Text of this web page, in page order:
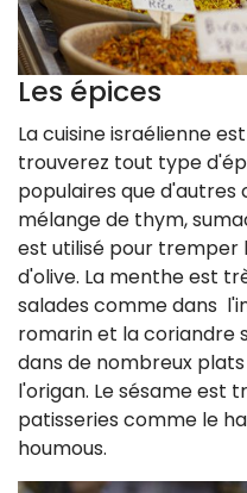
Les épices
La cuisine israélienne
trouverez tout type
populaires que d'autres
mélange de thym,
est utilisé pour tremper
d'olive. La menthe est
salades comme dans
romarin et la coriandre
dans de nombreux
l'origan. Le sésame est
patisseries comme le
houmous.